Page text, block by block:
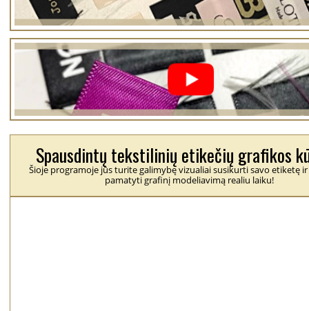
Spausdintų tekstilinių etikečių grafikos
Šioje programoje jūs turite galimybę vizualiai susikurti savo etiketę
pamatyti grafinį modeliavimą realiu laiku!